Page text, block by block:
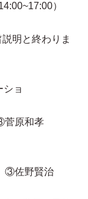
）
明と終わりま
ョ
原和孝
』
③佐野賢治